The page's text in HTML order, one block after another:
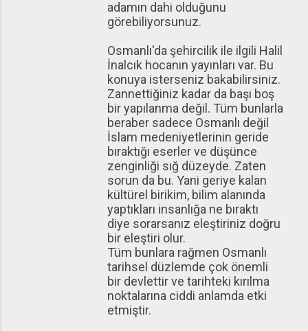
adamın dahi olduğunu
görebiliyorsunuz.
Osmanlı'da şehircilik ile ilgili Halil
İnalcık hocanın yayınları var. Bu
konuya isterseniz bakabilirsiniz.
Zannettiğiniz kadar da başı boş
bir yapılanma değil. Tüm bunlarla
beraber sadece Osmanlı değil
İslam medeniyetlerinin geride
bıraktığı eserler ve düşünce
zenginliği sığ düzeyde. Zaten
sorun da bu. Yani geriye kalan
kültürel birikim, bilim alanında
yaptıkları insanlığa ne bıraktı
diye sorarsanız eleştiriniz doğru
bir eleştiri olur.
Tüm bunlara rağmen Osmanlı
tarihsel düzlemde çok önemli
bir devlettir ve tarihteki kırılma
noktalarına ciddi anlamda etki
etmiştir.